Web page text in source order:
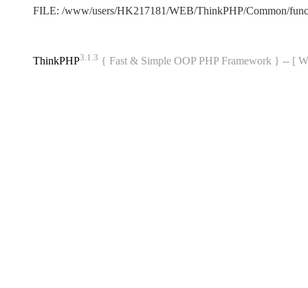
FILE: /www/users/HK217181/WEB/ThinkPHP/Common/
ThinkPHP3.1.3 { Fast & Simple OOP PHP Framework } -- [